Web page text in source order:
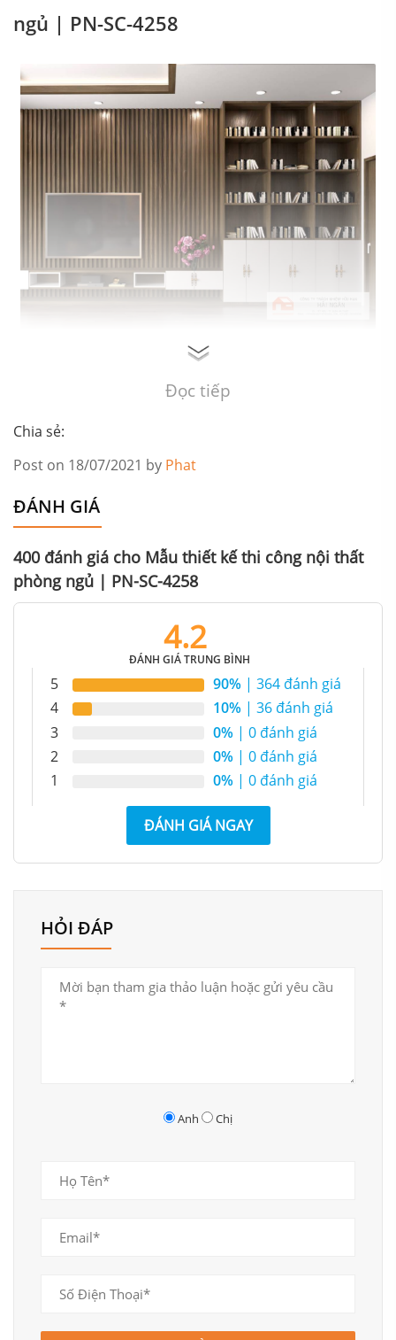
ngủ | PN-SC-4258
Thiết kế nội thất sang trọng
Không gian phòng ngủ thoáng đãng, hài hoà
Đọc tiếp
Chia sẻ:
Post on 18/07/2021 by Phat
ĐÁNH GIÁ
400 đánh giá cho Mẫu thiết kế thi công nội thất
phòng ngủ | PN-SC-4258
4.2
ĐÁNH GIÁ TRUNG BÌNH
5 90% | 364 đánh giá
4
10% | 36 đánh giá
3
0% | 0 đánh giá
2
0% | 0 đánh giá
1
0% | 0 đánh giá
ĐÁNH GIÁ NGAY
HỎI ĐÁP
Anh Chị